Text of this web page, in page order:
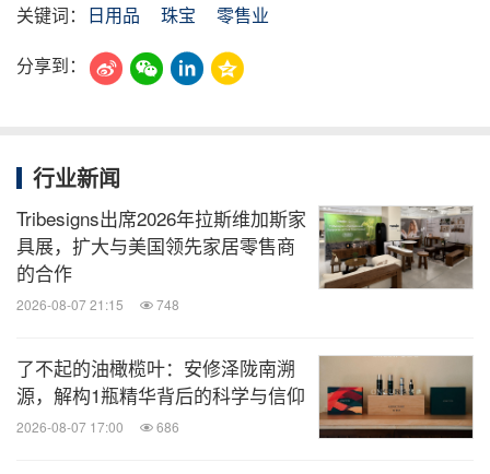
关键词： 日用品 珠宝
零售业
分享到：
行业新闻
Tribesigns出席2026年拉斯维加斯家
具展，扩大与美国领先家居零售商
的合作
2026-08-07 21:15 748
了不起的油橄榄叶：安修泽陇南溯
源，解构1瓶精华背后的科学与信仰
2026-08-07 17:00 686